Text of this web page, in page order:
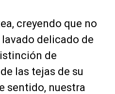
creyendo que no
delicado de
de
las tejas de su
sentido, nuestra